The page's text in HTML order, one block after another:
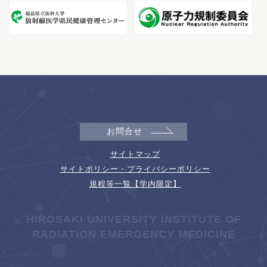
お問合せ
サイトマップ
サイトポリシー・プライバシーポリシー
規程等一覧【学内限定】
HIROSAKI UNIVERSITY INSTITUTE OF
RADIATION EMERGENCY MEDICINE